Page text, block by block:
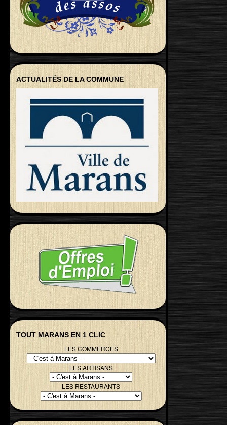
ACTUALITÉS DE LA COMMUNE
TOUT MARANS EN 1 CLIC
LES COMMERCES
LES ARTISANS
LES RESTAURANTS